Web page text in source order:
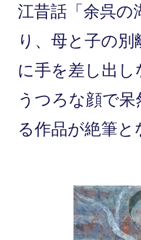
江昔話「余呉の
り、母と子の
に手を差し出
うつろな顔で
る作品が絶筆と